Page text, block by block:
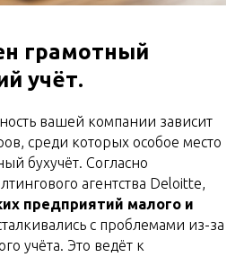
грамотный
учёт.
вашей компании зависит
среди которых особое место
бухучёт. Согласно
агентства Deloitte,
предприятий малого и
с проблемами из-за
учёта. Это ведёт к